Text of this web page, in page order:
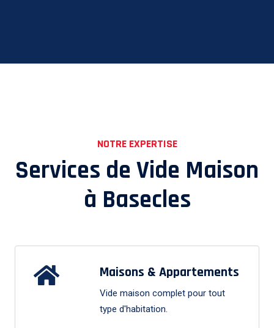
NOTRE EXPERTISE
Services de Vide Maison
à Basecles
Maisons & Appartements
Vide maison complet pour tout
type d'habitation.